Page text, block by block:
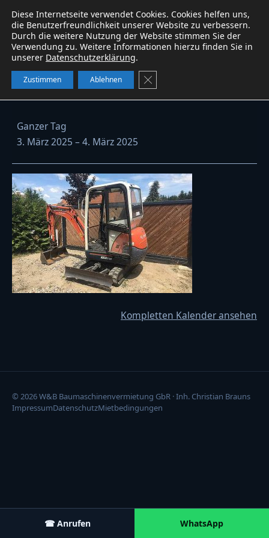
W&BBaumaschinenservice WhatsApp
Kubota KX41-3V vermietet
KX41-
3V
Ganzer Tag
3. März 2025 – 4. März 2025
Kompletten Kalender ansehen
© 2026 W&B Baumaschinenvermietung GbR · Inh. Christian Brauns
ImpressumDatenschutzMietbedingungen
☎ Anrufen WhatsApp
Diese Internetseite verwendet Cookies. Cookies helfen uns,
die Benutzerfreundlichkeit unserer Website zu verbessern.
Durch die weitere Nutzung der Website stimmen Sie der
Verwendung zu. Weitere Informationen hierzu finden Sie in
unserer Datenschutzerklärung.
Zustimmen Ablehnen GDPR Cookie-Banner